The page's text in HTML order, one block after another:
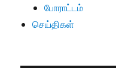
போராட்டம்
செய்திகள்